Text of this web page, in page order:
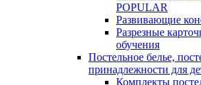
POPULAR
Развивающие
Разрезные
обучения
Постельное белье,
принадлежности для
Комплекты